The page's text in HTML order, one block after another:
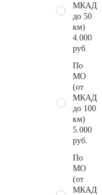
МКАД
до 50
км)
4.000
руб.
По
МО
(от
МКАД
до 100
км)
5.000
руб.
По
МО
(от
МКАД